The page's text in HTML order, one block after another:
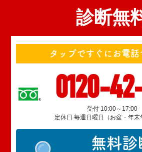
診断無
タップですぐにお電話
0120-
受付 10:00～17:00
定休日 毎週日曜日（お盆・年末
無料診